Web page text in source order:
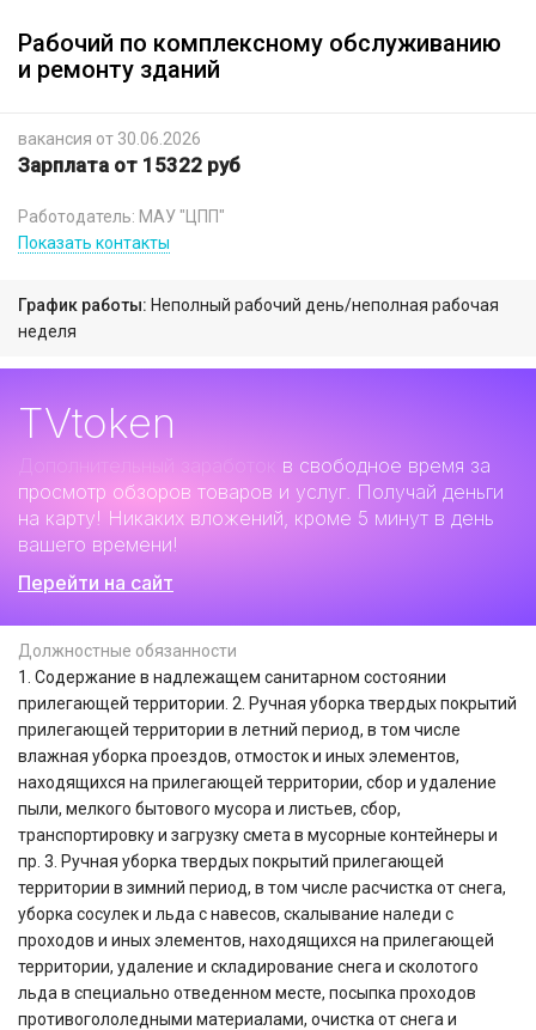
Рабочий по комплексному обслуживанию
и ремонту зданий
вакансия от 30.06.2026
Зарплата от 15322 руб
Работодатель: МАУ "ЦПП"
Показать контакты
График работы: Неполный рабочий день/неполная рабочая
неделя
TVtoken
Дополнительный заработок
в свободное время за
просмотр обзоров товаров и услуг. Получай деньги
на карту! Никаких вложений, кроме 5 минут в день
вашего времени!
Перейти на сайт
Должностные обязанности
1. Содержание в надлежащем санитарном состоянии
прилегающей территории. 2. Ручная уборка твердых покрытий
прилегающей территории в летний период, в том числе
влажная уборка проездов, отмосток и иных элементов,
находящихся на прилегающей территории, сбор и удаление
пыли, мелкого бытового мусора и листьев, сбор,
транспортировку и загрузку смета в мусорные контейнеры и
пр. 3. Ручная уборка твердых покрытий прилегающей
территории в зимний период, в том числе расчистка от снега,
уборка сосулек и льда с навесов, скалывание наледи с
проходов и иных элементов, находящихся на прилегающей
территории, удаление и складирование снега и сколотого
льда в специально отведенном месте, посыпка проходов
противогололедными материалами, очистка от снега и